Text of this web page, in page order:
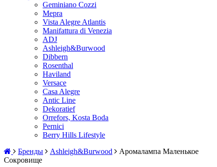
Geminiano Cozzi
Mepra
Vista Alegre Atlantis
Manifattura di Venezia
ADJ
Ashleigh&Burwood
Dibbern
Rosenthal
Haviland
Versace
Casa Alegre
Antic Line
Dekoratief
Orrefors, Kosta Boda
Pernici
Berry Hills Lifestyle
Бренды
Ashleigh&Burwood
Аромалампа Маленькое
Сокровище